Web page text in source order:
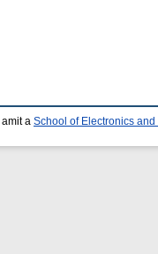
amit a School of Electronics